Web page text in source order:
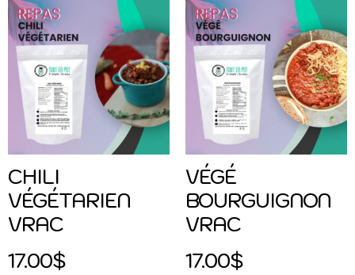
CHILI
VÉGÉTARIEN
VRAC
17.00$
VÉGÉ
BOURGUIGNON
VRAC
17.00$